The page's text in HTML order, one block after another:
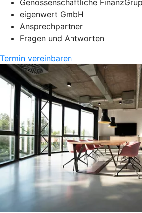
Genossenschaftliche
eigenwert GmbH
Ansprechpartner
Fragen und Antworten
Termin vereinbaren